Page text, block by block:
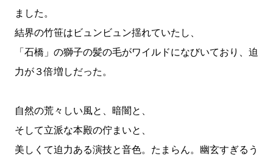
ました。
結界の竹笹はビュンビュン揺れていたし、
「石橋」の獅子の髪の毛がワイルドになびいており、迫
力が３倍増しだった。
自然の荒々しい風と、暗闇と、
そして立派な本殿の佇まいと、
美しくて迫力ある演技と音色。たまらん。幽玄すぎるう